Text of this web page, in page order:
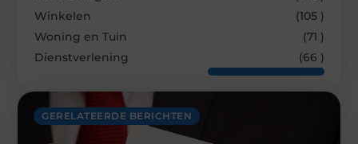
GERELATEERDE BERICHTEN
Winkelen
(105 )
Woning en Tuin
(71 )
Dienstverlening
(66 )